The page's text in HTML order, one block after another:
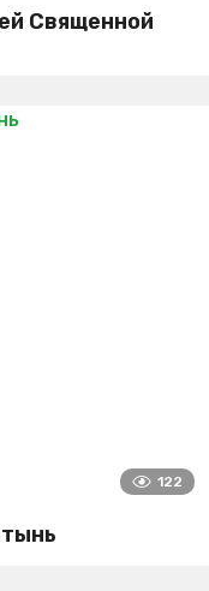
Священной
122